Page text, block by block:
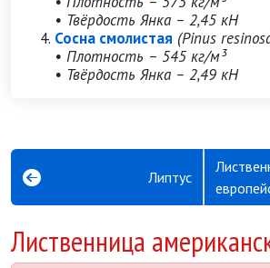
Липтус
Лиственница
• Твёрдость Янка – 2,45 кН
Сосна смолистая (Pinus
• Плотность – 545 кг/м³
• Твёрдость Янка – 2,49 кН